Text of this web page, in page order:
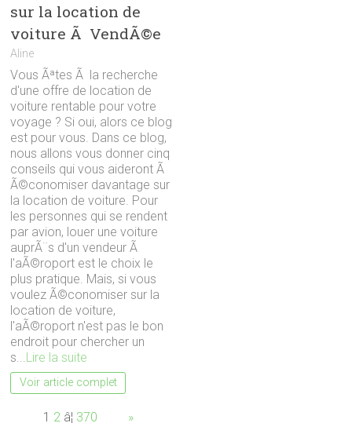
sur la location de
voiture Ã VendÃ©e
Aline
Vous Ãªtes Ã la recherche
d'une offre de location de
voiture rentable pour votre
voyage ? Si oui, alors ce blog
est pour vous. Dans ce blog,
nous allons vous donner cinq
conseils qui vous aideront Ã
Ã©conomiser davantage sur
la location de voiture. Pour
les personnes qui se rendent
par avion, louer une voiture
auprÃ¨s d'un vendeur Ã
l'aÃ©roport est le choix le
plus pratique. Mais, si vous
voulez Ã©conomiser sur la
location de voiture,
l'aÃ©roport n'est pas le bon
endroit pour chercher un
s... Lire la suite
Voir article complet
Page:1 2 â¦ 370 »